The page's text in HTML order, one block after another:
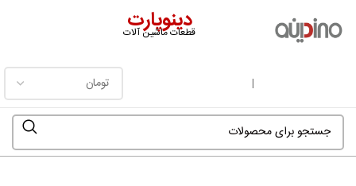
دینوپارت
قطعات ماشین آلات
|